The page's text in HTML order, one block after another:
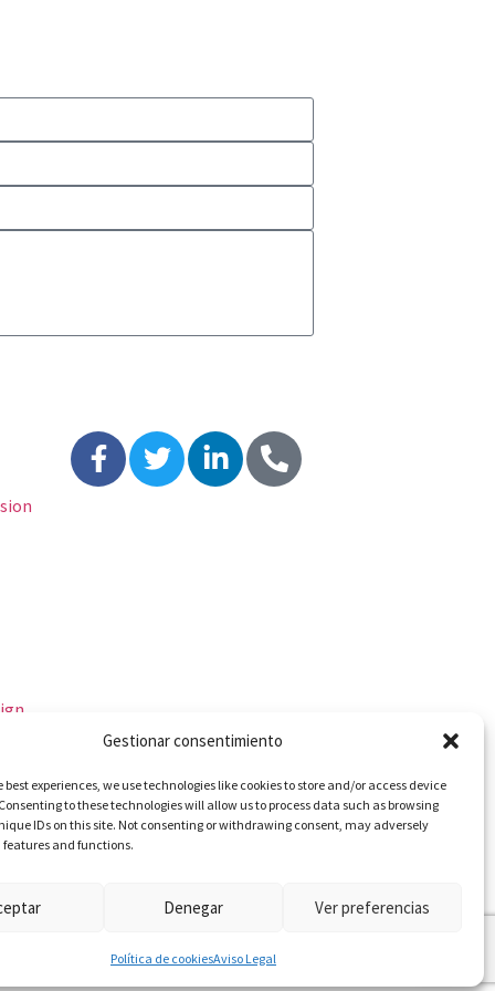
Gestionar consentimiento
best experiences, we use technologies like cookies to store and/or access device
to these technologies will allow us to process data such as browsing
IDs on this site. Not consenting or withdrawing consent, may adversely
and functions.
Denegar Ver preferencias
Política de cookiesAviso Legal